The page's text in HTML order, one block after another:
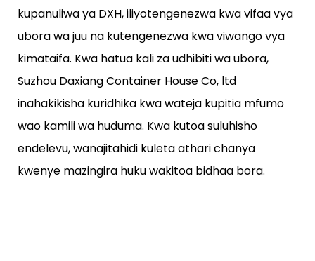
kupanuliwa ya DXH, iliyotengenezwa kwa vifaa vya
ubora wa juu na kutengenezwa kwa viwango vya
kimataifa. Kwa hatua kali za udhibiti wa ubora,
Suzhou Daxiang Container House Co, ltd
inahakikisha kuridhika kwa wateja kupitia mfumo
wao kamili wa huduma. Kwa kutoa suluhisho
endelevu, wanajitahidi kuleta athari chanya
kwenye mazingira huku wakitoa bidhaa bora.